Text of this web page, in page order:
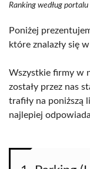
Ranking według portalu
Poniżej
które znalazły się
Wszystkie firmy w
zostały przez nas
trafiły na poniższą
najlepiej